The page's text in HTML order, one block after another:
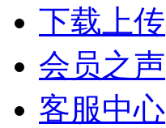
下载上传
会员之声
客服中心